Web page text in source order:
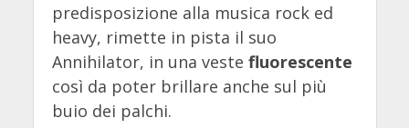
predisposizione alla musica rock ed
heavy, rimette in pista il suo
Annihilator, in una veste fluorescente
così da poter brillare anche sul più
buio dei palchi.